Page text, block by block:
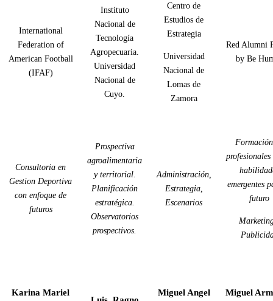
International
Federation of
American Football
(IFAF)
Instituto
Nacional de
Tecnología
Agropecuaria.
Universidad
Nacional de
Cuyo.
Centro de
Estudios de
Estrategia
Universidad
Nacional de
Lomas de
Zamora
Red Alumni
by Be
Consultoria en
Gestion Deportiva
con enfoque de
futuros
Prospectiva
agroalimentaria
y territorial.
Planificación
estratégica.
Observatorios
prospectivos.
Administración,
Estrategia,
Escenarios
profesionales
emergentes
futuro
Karina Mariel Miguel Angel Miguel